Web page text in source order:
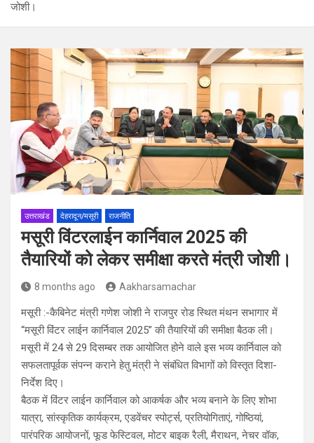
जोशी।
उत्तराखंड देहरादून/मसूरी राजनीति
मसूरी विंटरलाईन कार्निवाल 2025 की
तैयारियों को लेकर समीक्षा करते मंत्री जोशी।
8 months ago Aakharsamachar
मसूरी :-कैबिनेट मंत्री गणेश जोशी ने राजपुर रोड स्थित मंथन सभागार में
“मसूरी विंटर लाईन कार्निवाल 2025” की तैयारियों की समीक्षा बैठक ली।
मसूरी में 24 से 29 दिसम्बर तक आयोजित होने वाले इस भव्य कार्निवाल को
सफलतापूर्वक संपन्न कराने हेतु मंत्री ने संबंधित विभागों को विस्तृत दिशा-
निर्देश दिए।
बैठक में विंटर लाईन कार्निवाल को आकर्षक और भव्य बनाने के लिए शोभा
यात्रा, सांस्कृतिक कार्यक्रम, एडवेंचर स्पोर्ट्स, प्रतियोगिताएं, गोष्ठियां,
पारंपरिक आयोजनों, फूड फेस्टिवल, मोटर बाइक रैली, मैराथन, नेचर वॉक,